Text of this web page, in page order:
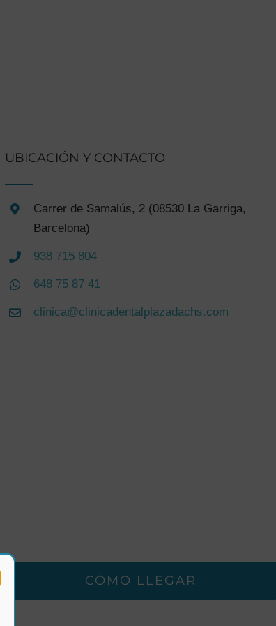
UBICACIÓN Y CONTACTO
Carrer de Samalús, 2 (08530 La Garriga,
Barcelona)
938 715 804
648 75 87 41
clinica@clinicadentalplazadachs.com
CÓMO LLEGAR